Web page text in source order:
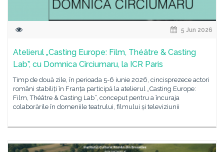
5 Jun 2026
Atelierul „Casting Europe: Film, Théâtre & Casting
Lab”, cu Domnica Cîrciumaru, la ICR Paris
Timp de două zile, în perioada 5-6 iunie 2026, cincisprezece actori
români stabiliți în Franța participă la atelierul „Casting Europe:
Film, Théâtre & Casting Lab”, conceput pentru a încuraja
colaborările în domeniile teatrului, filmului și televiziunii